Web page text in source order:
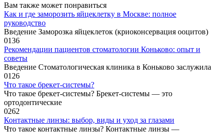
Вам также может понравиться
Как и где заморозить яйцеклетку в Москве: полное
руководство
Введение Заморозка яйцеклеток (криоконсервация ооцитов)
0136
Рекомендации пациентов стоматологии Коньково: опыт и
советы
Введение Стоматологическая клиника в Коньково заслужила
0126
Что такое брекет-системы?
Что такое брекет-системы? Брекет-системы — это
ортодонтические
0262
Контактные линзы: выбор, виды и уход за глазами
Что такое контактные линзы? Контактные линзы —